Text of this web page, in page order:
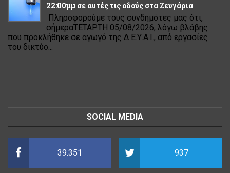
22:00μμ σε αυτές τις οδούς στα Ζευγάρια
Πληροφορούμε τους συνδημότες μας ότι,
σήμεραΤΕΤΑΡΤΗ 05/08/2026, λόγω βλάβης
που προκλήθηκε σε αγωγό της Δ.Ε.Υ.Α.Ι., από εργασίες
του δικτύο...
SOCIAL MEDIA
39.351 937